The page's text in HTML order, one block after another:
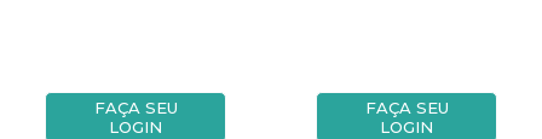
FAÇA SEU
LOGIN
FAÇA SEU
LOGIN